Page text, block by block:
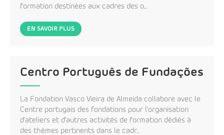
formation destinées aux cadres des o...
EN SAVOIR PLUS
Centro Português de Fundações
La Fondation Vasco Vieira de Almeida collabore avec le
Centre portugais des fondations pour l'organisation
d'ateliers et d'autres activités de formation dédiés à
des thèmes pertinents dans le cadr...